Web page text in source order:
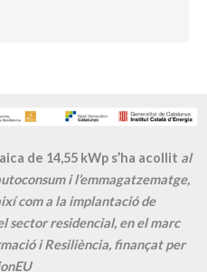
de 14,55 kWp s’ha acollit al
i l’emmagatzematge,
com a la implantació de
sector residencial, en el marc
i Resiliència, finançat per